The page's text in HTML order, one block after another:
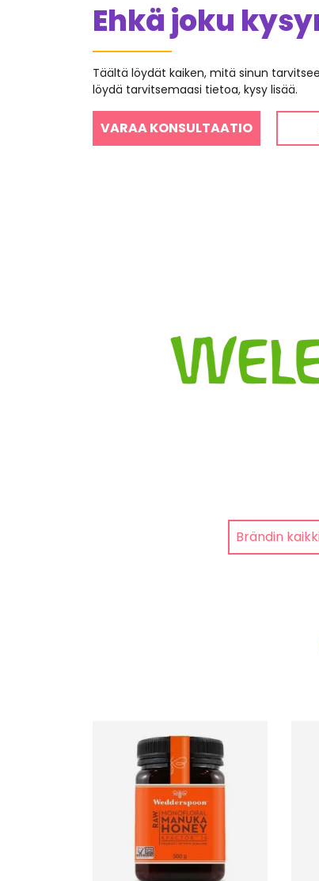
Ehkä joku
Täältä löydät kaiken, mitä sinun
löydä tarvitsemaasi tietoa, kysy lisää.
VARAA KONSULTAATIO
Brändin